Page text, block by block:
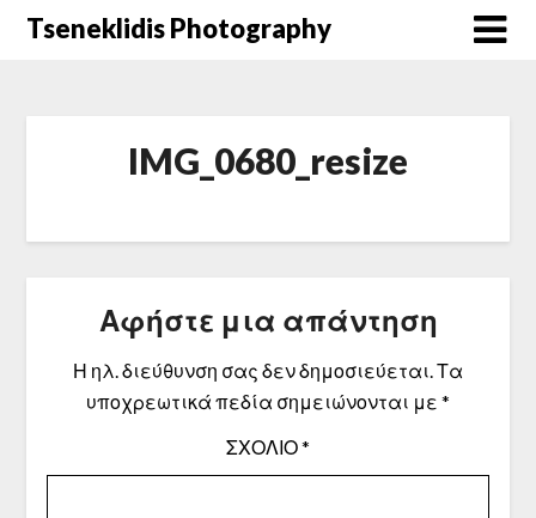
Μετάβαση
Tseneklidis Photography
IMG_0680_resize
Αφήστε μια απάντηση
Η ηλ. διεύθυνση σας δεν δημοσιεύεται.Τα
υποχρεωτικά πεδία σημειώνονται με *
ΣΧΌΛΙΟ*